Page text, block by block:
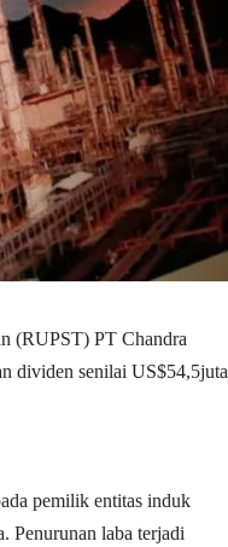
(RUPST) PT Chandra
dividen senilai US$54,5juta
pemilik entitas induk
Penurunan laba terjadi